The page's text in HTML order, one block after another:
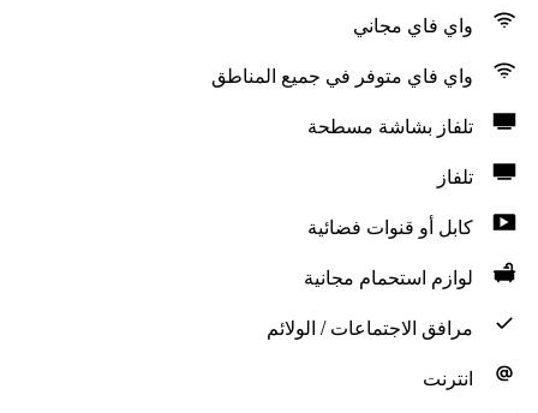
واي فاي مجاني
واي فاي متوفر في جميع المناطق
تلفاز بشاشة مسطحة
تلفاز
كابل أو قنوات فضائية
لوازم استحمام مجانية
مرافق الاجتماعات / الولائم
انترنت